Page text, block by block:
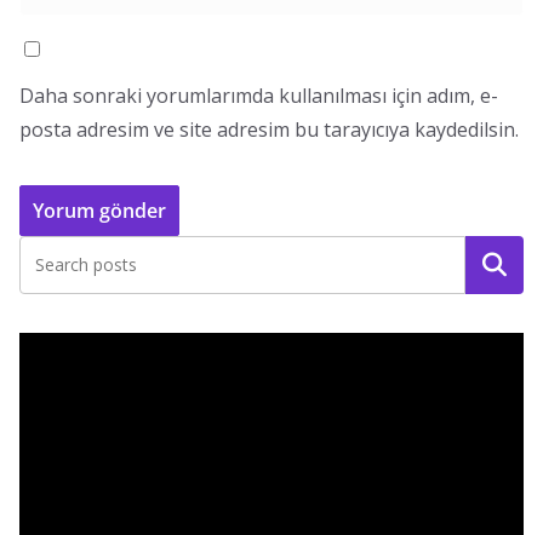
Daha sonraki yorumlarımda kullanılması için adım, e-
posta adresim ve site adresim bu tarayıcıya kaydedilsin.
Ara